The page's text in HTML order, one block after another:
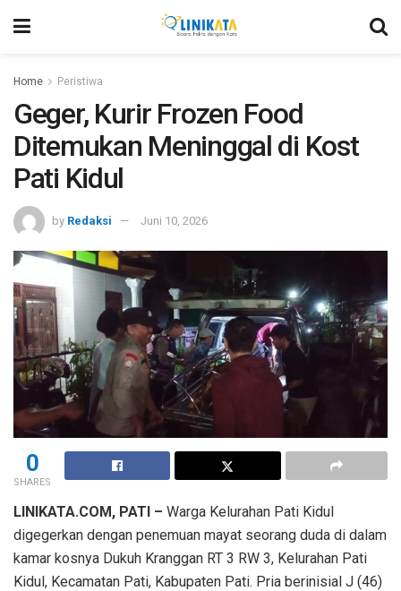
Home Peristiwa
Geger, Kurir Frozen Food
Ditemukan Meninggal di Kost
Pati Kidul
by Redaksi Juni 10, 2026
0
SHARES
LINIKATA.COM, PATI – Warga Kelurahan Pati Kidul
digegerkan dengan penemuan mayat seorang duda di dalam
kamar kosnya Dukuh Kranggan RT 3 RW 3, Kelurahan Pati
Kidul, Kecamatan Pati, Kabupaten Pati. Pria berinisial J (46)